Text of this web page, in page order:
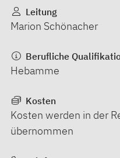
Leitung
Marion Schönacher
Berufliche
Hebamme
Kosten
Kosten werden in der
übernommen